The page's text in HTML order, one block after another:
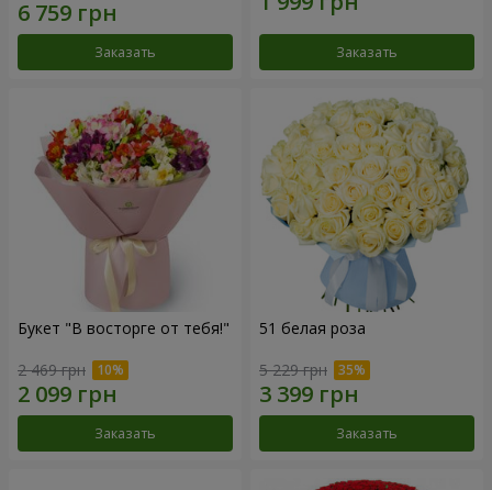
Заказать Заказать
Букет "В восторге от тебя!"
2 469 грн
Заказать
51 белая роза
5 229 грн
Заказать